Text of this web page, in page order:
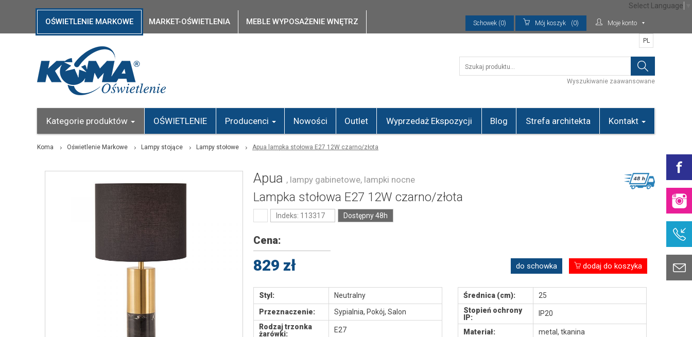
OŚWIETLENIE MARKOWE MARKET-OŚWIETLENIA MEBLE WYPOSAŻENIE WNĘTRZ Schowek (0) Mój koszyk (0) Moje konto
Wyszukiwanie zaawansowane
PL
Kategorie produktów OŚWIETLENIE Producenci Nowości Outlet Wyprzedaż Ekspozycji Blog Strefa architekta Kontakt
Koma Oświetlenie Markowe Lampy stojące Lampy stołowe Apua lampka stołowa E27 12W czarno/złota
Apua , lampy gabinetowe, lampki nocne
Lampka stołowa E27 12W czarno/złota
Indeks: 113317 Dostępny 48h
Cena:
829 zł do schowka dodaj do koszyka
Styl:
Neutralny
Przeznaczenie:
Sypialnia, Pokój, Salon
Rodzaj trzonka
żarówki:
E27
Średnica (cm):
25
Stopień ochrony
IP:
IP20
Materiał:
metal, tkanina
Select Language